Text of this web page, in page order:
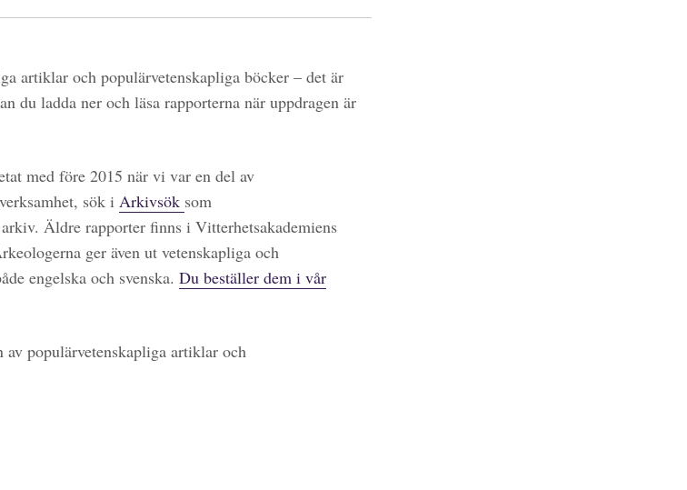
artiklar och populärvetenskapliga böcker – det är
du ladda ner och läsa rapporterna när uppdragen är
med före 2015 när vi var en del av
sök i Arkivsök som
Äldre rapporter finns i Vitterhetsakademiens
ger även ut vetenskapliga och
engelska och svenska. Du beställer dem i vår
populärvetenskapliga artiklar och